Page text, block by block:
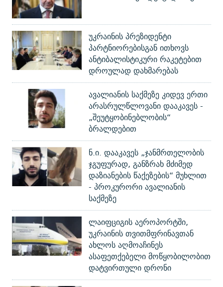
უკრაინის პრეზიდენტი
პარტნიორებისგან ითხოვს
ანტიბალისტიკური რაკეტებით
დროულად დახმარებას
ავალიანის საქმეზე კიდევ ერთი
არასრულწლოვანი დააკავეს -
„შეუტყობინებლობის“
ბრალდებით
ნ.ი. დააკავეს „ჯანმრთელობის
ჯგუფურად, განზრახ მძიმედ
დაზიანების წაქეზების“ მუხლით
- პროკურორი ავალიანის
საქმეზე
ლაიფციგის აეროპორტში,
უკრაინის თვითმფრინავთან
ახლოს აღმოაჩინეს
ასაფეთქებელი მოწყობილობით
დატვირთული დრონი